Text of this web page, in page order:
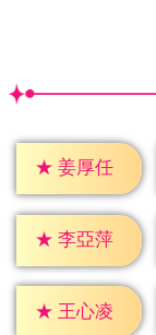
★ 姜厚任
★ 李亞萍
★ 王心凌